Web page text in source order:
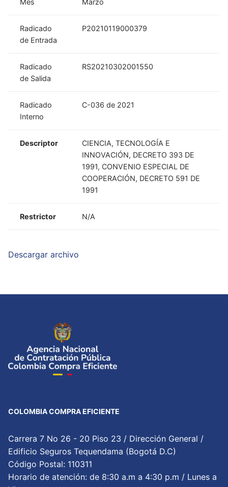
Radicado
de Entrada
P20210119000379
Radicado
de Salida
RS20210302001550
Radicado
Interno
C-036 de 2021
Descriptor
CIENCIA, TECNOLOGÍA E
INNOVACIÓN, DECRETO 393 DE
1991, CONVENIO ESPECIAL DE
COOPERACIÓN, DECRETO 591 DE
1991
Restrictor N/A
Descargar archivo
COLOMBIA COMPRA EFICIENTE
Carrera 7 No 26 - 20 Piso 23 / Dirección General /
Edificio Seguros Tequendama (Bogotá D.C)
Código Postal: 110311
Horario de atención: de 8:30 a.m a 4:30 p.m / Lunes a